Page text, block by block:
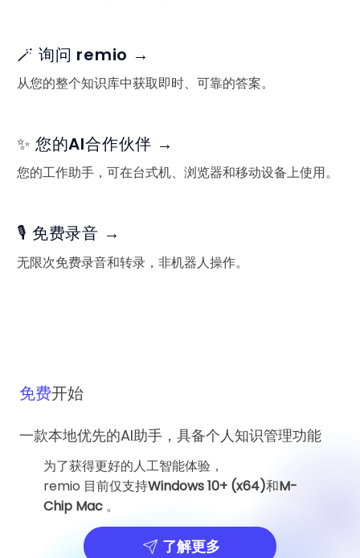
🪄 询问 remio →
从您的整个知识库中获取即时、可靠的答案。
✨ 您的AI合作伙伴 →
您的工作助手，可在台式机、浏览器和移动设备上使用。
🎙️ 免费录音 →
无限次免费录音和转录，非机器人操作。
免费开始
一款本地优先的AI助手，具备个人知识管理功能
为了获得更好的人工智能体验，
remio 目前仅支持Windows 10+ (x64)和M-
Chip Mac。
了解更多